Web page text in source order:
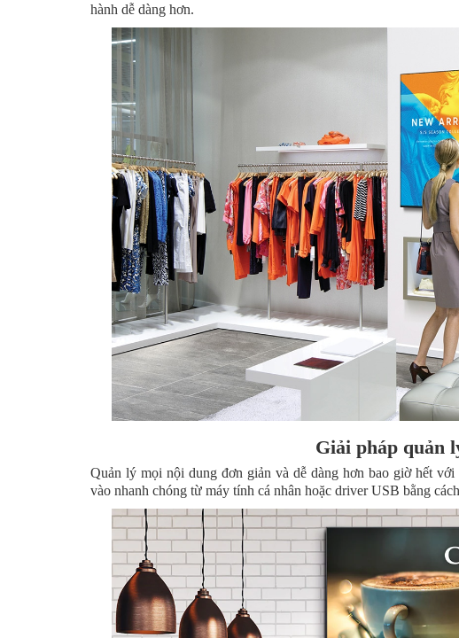
hành dễ dàng hơn.
Giải pháp quản
Quản lý mọi nội dung đơn giản và dễ dàng hơn bao giờ hết
vào nhanh chóng từ máy tính cá nhân hoặc driver USB bằng